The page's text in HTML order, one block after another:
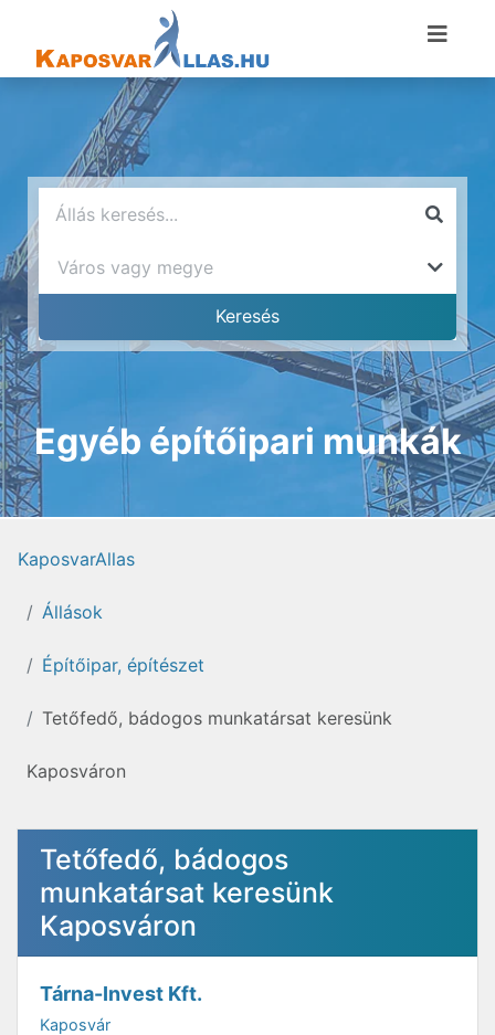
Egyéb építőipari munkák
KaposvarAllas
Állások
Építőipar, építészet
Tetőfedő, bádogos munkatársat keresünk
Kaposváron
Tetőfedő, bádogos
munkatársat keresünk
Kaposváron
Tárna-Invest Kft.
Kaposvár